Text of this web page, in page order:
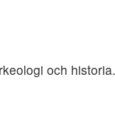
och historia.